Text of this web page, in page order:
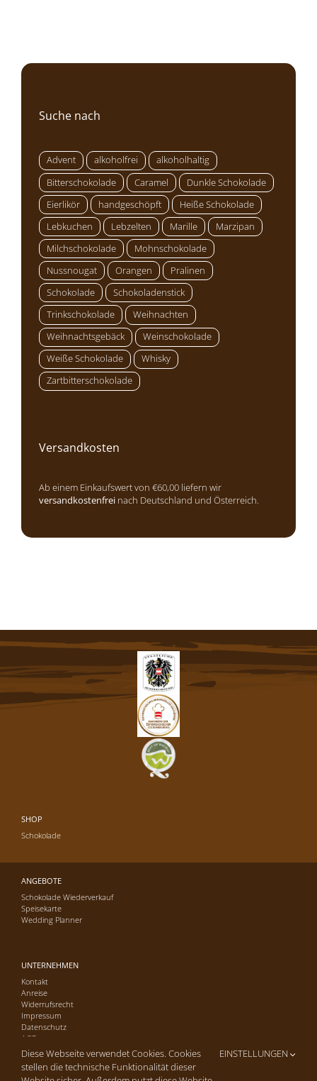
Suche nach
Advent alkoholfrei
alkoholhaltig
Bitterschokolade
Caramel
Dunkle Schokolade
Eierlikör
handgeschöpft
Heiße Schokolade
Lebkuchen
Lebzelten Marille
Marzipan
Milchschokolade
Mohnschokolade
Nussnougat
Orangen
Pralinen
Schokolade
Schokoladenstick
Trinkschokolade
Weihnachten
Weihnachtsgebäck
Weinschokolade
Weiße Schokolade
Whisky
Zartbitterschokolade
Versandkosten
Ab einem Einkaufswert von €60,00 liefern wir
versandkostenfrei nach Deutschland und Österreich.
SHOP
Schokolade
ANGEBOTE
Schokolade Wiederverkauf
Speisekarte
Wedding Planner
UNTERNEHMEN
Kontakt
Anreise
Widerrufsrecht
Impressum
Datenschutz
AGB
Diese Webseite verwendet Cookies. Cookies
stellen die technische Funktionalität dieser
EINSTELLUNGEN